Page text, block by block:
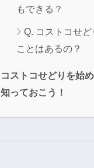
もできる？
Q. コストコせ
ことはあるの？
コストコせどりを始
知っておこう！